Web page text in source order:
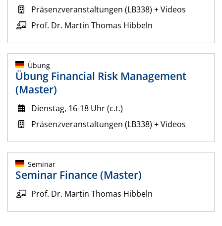
Präsenzveranstaltungen (LB338) + Videos
Prof. Dr. Martin Thomas Hibbeln
Übung
Übung Financial Risk Management
(Master)
Dienstag, 16-18 Uhr (c.t.)
Präsenzveranstaltungen (LB338) + Videos
Seminar
Seminar Finance (Master)
Prof. Dr. Martin Thomas Hibbeln